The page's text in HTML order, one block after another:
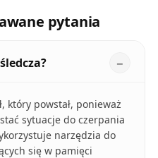
pytania
który powstał, ponieważ
sytuacje do czerpania
narzędzia do
się w pamięci